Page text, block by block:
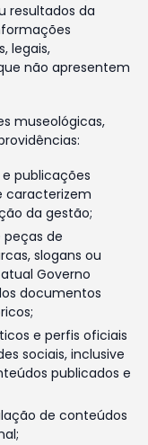
resultados da
legais,
não apresentem
museológicas,
publicações
caracterizem
da gestão;
peças de
slogans ou
Governo
documentos
e perfis oficiais
sociais, inclusive
publicados e
de conteúdos